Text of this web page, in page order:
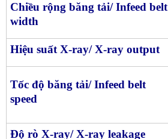
Chiều rộng băng tải/ Infeed belt
width
Hiệu suất X-ray/ X-ray output
Tốc độ băng tải/ Infeed belt
speed
Độ rò X-ray/ X-ray leakage